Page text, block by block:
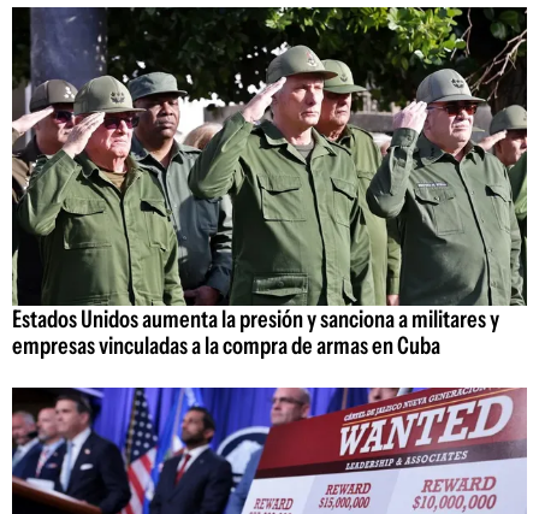
Estados Unidos aumenta la presión y sanciona a militares y
empresas vinculadas a la compra de armas en Cuba